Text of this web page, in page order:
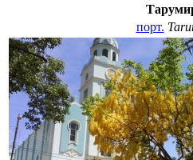
порт.